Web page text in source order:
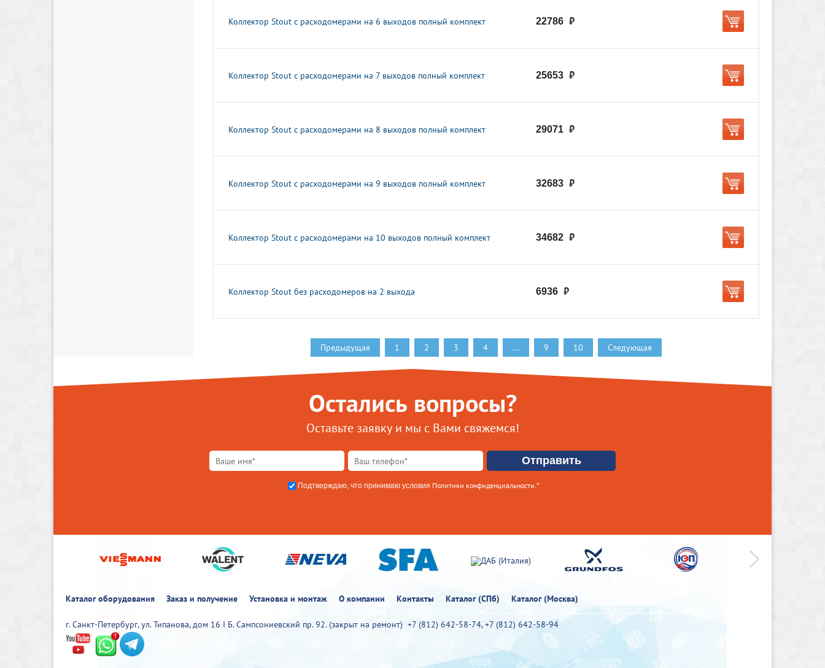
Коллектор Stout с расходомерами на 6 выходов полный комплект 22786 руб.
Коллектор Stout с расходомерами на 7 выходов полный комплект 25653 руб.
Коллектор Stout с расходомерами на 8 выходов полный комплект 29071 руб.
Коллектор Stout с расходомерами на 9 выходов полный комплект 32683 руб.
Коллектор Stout с расходомерами на 10 выходов полный комплект 34682 руб.
Коллектор Stout без расходомеров на 2 выхода 6936 руб.
Предыдущая 1 2 3 4 ... 9 10 Следующая
Остались вопросы?
Оставьте заявку и мы с Вами свяжемся!
Подтверждаю, что принимаю условия Политики конфиденциальности .*
Каталог оборудования Заказ и получение Установка и монтаж О компании Контакты Каталог (СПб) Каталог (Москва)
г. Санкт-Петербург, ул. Типанова, дом 16 I Б. Сампсониевский пр. 92. (закрыт на ремонт) +7 (812) 642-58-74,+7 (812) 642-58-94